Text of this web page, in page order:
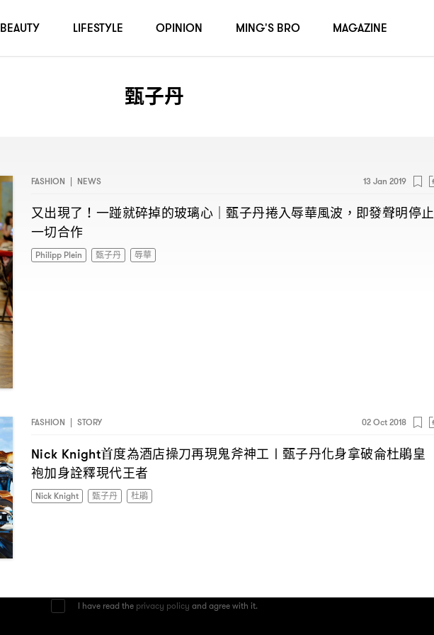
甄子丹
FASHION | NEWS 13 Jan 2019
又出現了 ！ 一踫就碎掉的玻璃心 甄子丹捲入辱華風波 ， 即發聲明停止
一切合作
Philipp Plein 甄子丹 辱華
FASHION STORY 02 Oct 2018
Nick Knight首度為酒店操刀再現鬼斧神工〡甄子丹化身拿破侖杜鵑皇
袍加身詮釋現代王者
Nick Knight 甄子丹 杜鵑
I have read the privacy policy and agree with it.
BEAUTY LIFESTYLE OPINION MING'S BRO MAGAZINE